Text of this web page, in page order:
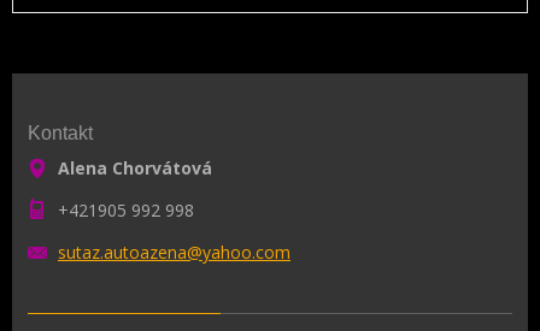
Kontakt
Alena Chorvátová
+421905 992 998
sutaz.autoazena@yahoo.com